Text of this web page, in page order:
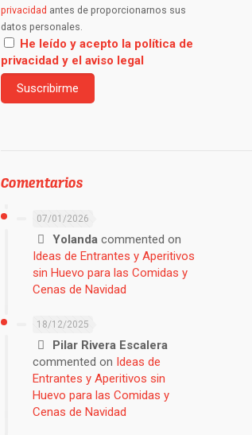
privacidad antes de proporcionarnos sus
datos personales.
He leído y acepto la política de
privacidad y el aviso legal
Comentarios
07/01/2026
Yolandacommented on
Ideas de Entrantes y Aperitivos
sin Huevo para las Comidas y
Cenas de Navidad
18/12/2025
Pilar Rivera Escalera
commented on Ideas de
Entrantes y Aperitivos sin
Huevo para las Comidas y
Cenas de Navidad